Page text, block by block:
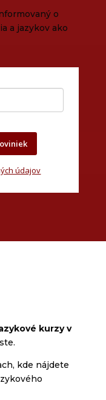
o
a jazykov ako
údajov
kurzy v
kde nájdete